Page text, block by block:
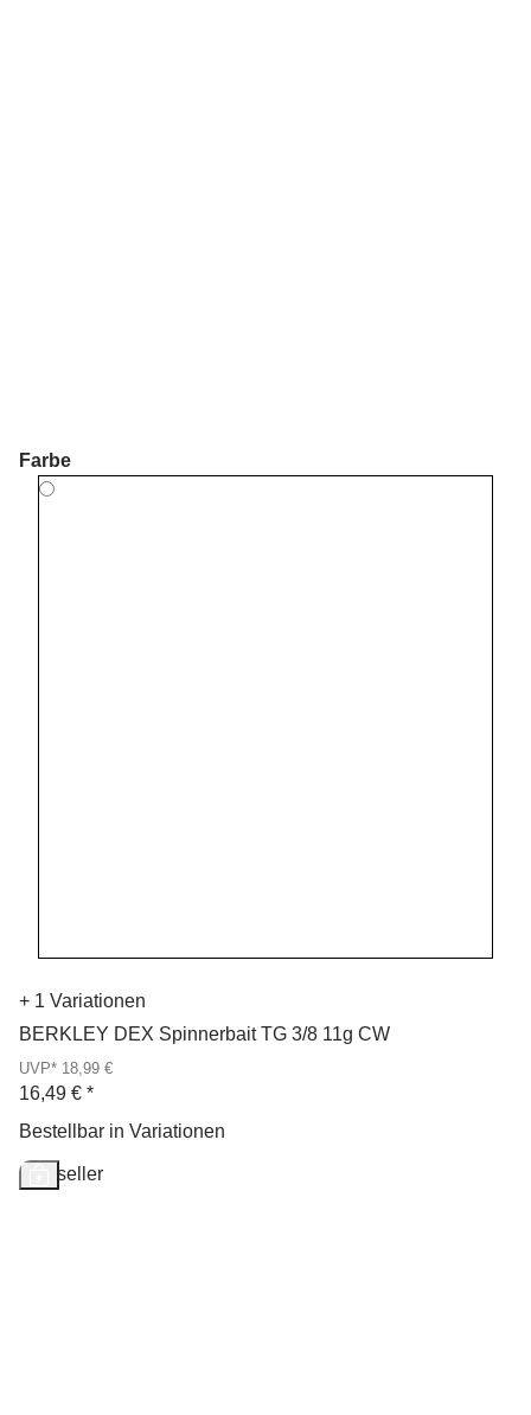
Farbe
+ 1 Variationen
BERKLEY DEX Spinnerbait TG 3/8 11g CW
UVP* 18,99 €
16,49 € *
Bestellbar in Variationen
Bestseller